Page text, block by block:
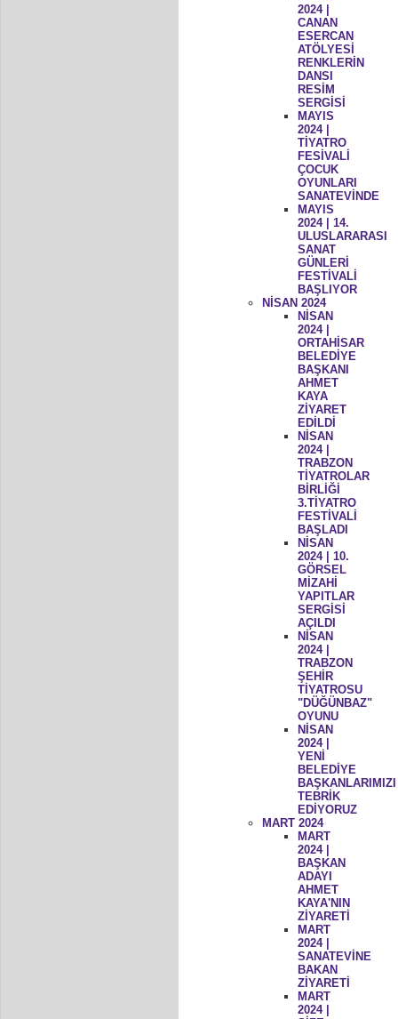
2024 |
CANAN
ESERCAN
ATÖLYESİ
RENKLERİN
DANSI
RESİM
SERGİSİ
MAYIS
2024 |
TİYATRO
FESİVALİ
ÇOCUK
OYUNLARI
SANATEVİNDE
MAYIS
2024 | 14.
ULUSLARARASI
SANAT
GÜNLERİ
FESTİVALİ
BAŞLIYOR
NİSAN 2024
NİSAN
2024 |
ORTAHİSAR
BELEDİYE
BAŞKANI
AHMET
KAYA
ZİYARET
EDİLDİ
NİSAN
2024 |
TRABZON
TİYATROLAR
BİRLİĞİ
3.TİYATRO
FESTİVALİ
BAŞLADI
NİSAN
2024 | 10.
GÖRSEL
MİZAHİ
YAPITLAR
SERGİSİ
AÇILDI
NİSAN
2024 |
TRABZON
ŞEHİR
TİYATROSU
"DÜĞÜNBAZ"
OYUNU
NİSAN
2024 |
YENİ
BELEDİYE
BAŞKANLARIMIZI
TEBRİK
EDİYORUZ
MART 2024
MART
2024 |
BAŞKAN
ADAYI
AHMET
KAYA'NIN
ZİYARETİ
MART
2024 |
SANATEVİNE
BAKAN
ZİYARETİ
MART
2024 |